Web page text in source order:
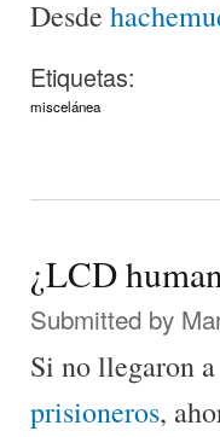
Desde
Etiquetas:
miscelánea
¿LCD
Submitted by
Si no llegaron
prisioneros,